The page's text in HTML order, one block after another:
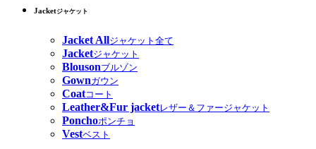
Jacketジャケット
Jacket Allジャケット全て
Jacketジャケット
Blousonブルゾン
Gownガウン
Coatコート
Leather&Fur jacketレザー＆ファージャケット
Ponchoポンチョ
Vestベスト